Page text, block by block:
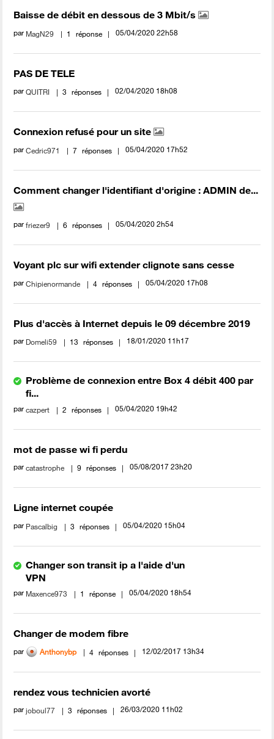
Baisse de débit en dessous de 3 Mbit/s
par MagN29 1 réponse ‎05/04/2020 22h58
PAS DE TELE
parQUITRI 3 réponses ‎02/04/2020 18h08
Connexion refusé pour un site
parCedric971 7 réponses ‎05/04/2020 17h52
Comment changer l'identifiant d'origine : ADMIN de...
parfriezer9 6 réponses ‎05/04/2020 2h54
Voyant plc sur wifi extender clignote sans cesse
parChipienormande 4 réponses ‎05/04/2020 17h08
Plus d'accès à Internet depuis le 09 décembre 2019
par Domeli59 13 réponses ‎18/01/2020 11h17
Problème de connexion entre Box 4 débit 400 par
fi...
parcazpert 2 réponses ‎05/04/2020 19h42
mot de passe wi fi perdu
parcatastrophe 9 réponses ‎05/08/2017 23h20
Ligne internet coupée
par Pascalbig 3 réponses ‎05/04/2020 15h04
Changer son transit ip a l'aide d'un
VPN
par Maxence973 1 réponse ‎05/04/2020 18h54
Changer de modem fibre
par Anthonybp 4 réponses ‎12/02/2017 13h34
rendez vous technicien avorté
parjoboul77 3 réponses ‎26/03/2020 11h02